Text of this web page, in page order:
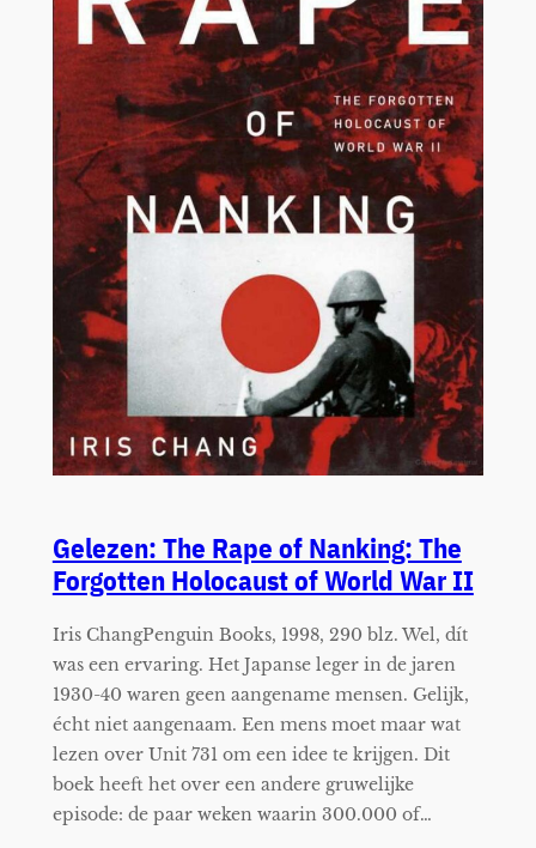
Gelezen: The Rape of Nanking: The
Forgotten Holocaust of World War II
Iris ChangPenguin Books, 1998, 290 blz. Wel, dít
was een ervaring. Het Japanse leger in de jaren
1930-40 waren geen aangename mensen. Gelijk,
écht niet aangenaam. Een mens moet maar wat
lezen over Unit 731 om een idee te krijgen. Dit
boek heeft het over een andere gruwelijke
episode: de paar weken waarin 300.000 of…